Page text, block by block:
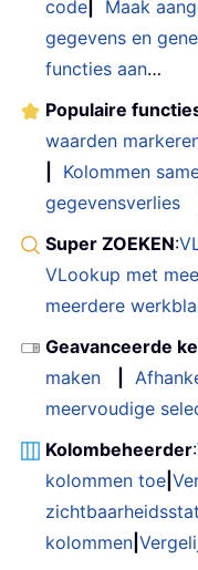
code Maak
gegevens en
functies aan…
Populaire
waarden
Kolommen
gegevensverlies
Super ZOEKEN:
VLookup met
meerdere
Geavanceerde
maken
meervoudige
Kolombeheerder:
kolommen toe
kolommen